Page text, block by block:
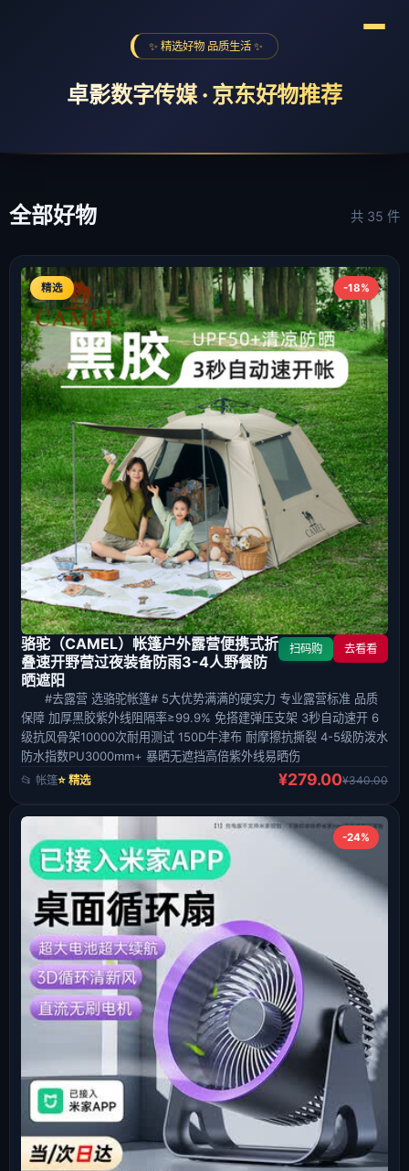
✨ 精选好物 品质生活 ✨
卓影数字传媒 · 京东好物推荐
全部好物 共 35 件
-18%
精选
骆驼（CAMEL）帐篷户外露营便携式折
叠速开野营过夜装备防雨3-4人野餐防
晒遮阳
扫码购 去看看
#去露营 选骆驼帐篷# 5大优势满满的硬实力 专业露营标准 品质
保障 加厚黑胶紫外线阻隔率≥99.9% 免搭建弹压支架 3秒自动速开 6
级抗风骨架10000次耐用测试 150D牛津布 耐摩擦抗撕裂 4-5级防泼水
防水指数PU3000mm+ 暴晒无遮挡高倍紫外线易晒伤
📂 帐篷⭐ 精选 ¥279.00¥340.00
-24%